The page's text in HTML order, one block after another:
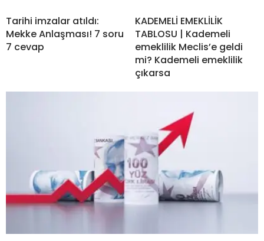
Tarihi imzalar atıldı:
Mekke Anlaşması! 7 soru
7 cevap
KADEMELİ EMEKLİLİK
TABLOSU | Kademeli
emeklilik Meclis’e geldi
mi? Kademeli emeklilik
çıkarsa